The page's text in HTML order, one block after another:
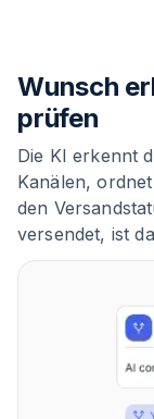
Wunsch
prüfen
Die KI erkennt
Kanälen,
den
versendet, ist